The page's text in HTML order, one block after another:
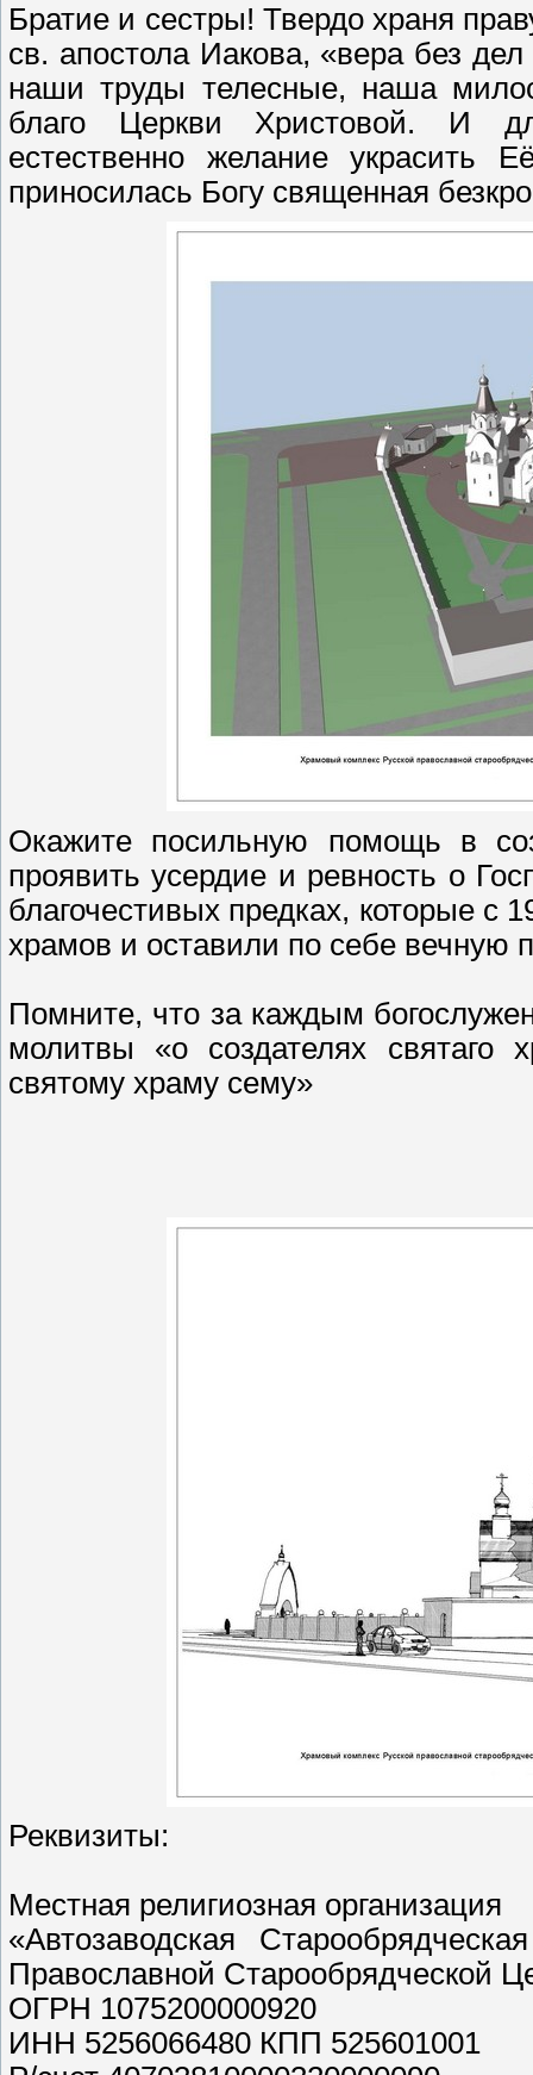
Братие и сестры! Твердо храня
св. апостола Иакова, «вера без
наши труды телесные, наша
благо Церкви Христовой. И
естественно желание украсить
приносилась Богу священная
Окажите посильную помощь в
проявить усердие и ревность о
благочестивых предках, которые с
храмов и оставили по себе вечную
Помните, что за каждым
молитвы «о создателях святаго
святому храму сему»
Реквизиты:
Местная религиозная организация
«Автозаводская
Православной Старообрядческой
ОГРН 1075200000920
ИНН 5256066480 КПП 525601001